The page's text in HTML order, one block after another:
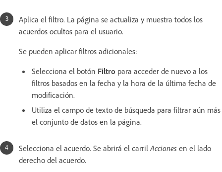
Aplica el filtro. La página se actualiza y muestra todos los
acuerdos ocultos para el usuario.
Se pueden aplicar filtros adicionales:
Selecciona el botón Filtro para acceder de nuevo a los
filtros basados en la fecha y la hora de la última fecha de
modificación.
Utiliza el campo de texto de búsqueda para filtrar aún más
el conjunto de datos en la página.
Selecciona el acuerdo. Se abrirá el carrilAcciones en el lado
derecho del acuerdo.